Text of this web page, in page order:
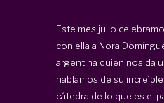
Este mes julio
con ella a Nora
argentina quien nos da
hablamos de su
cátedra de lo que es el